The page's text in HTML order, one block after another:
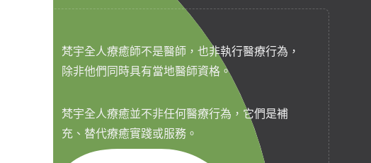
梵宇全人療癒師不是醫師，也非執行醫療行為，
除非他們同時具有當地醫師資格。
梵宇全人療癒並不非任何醫療行為，它們是補
充、替代療癒實踐或服務。